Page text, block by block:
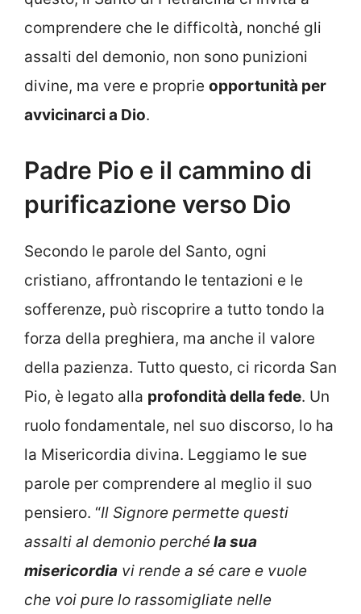
comprendere che le difficoltà, nonché gli
assalti del demonio, non sono punizioni
divine, ma vere e proprie opportunità per
avvicinarci a Dio.
Padre Pio e il cammino di
purificazione verso Dio
Secondo le parole del Santo, ogni
cristiano, affrontando le tentazioni e le
sofferenze, può riscoprire a tutto tondo la
forza della preghiera, ma anche il valore
della pazienza. Tutto questo, ci ricorda San
Pio, è legato alla profondità della fede. Un
ruolo fondamentale, nel suo discorso, lo ha
la Misericordia divina. Leggiamo le sue
parole per comprendere al meglio il suo
pensiero. “Il Signore permette questi
assalti al demonio perchéla sua
misericordia vi rende a sé care e vuole
che voi pure lo rassomigliate nelle